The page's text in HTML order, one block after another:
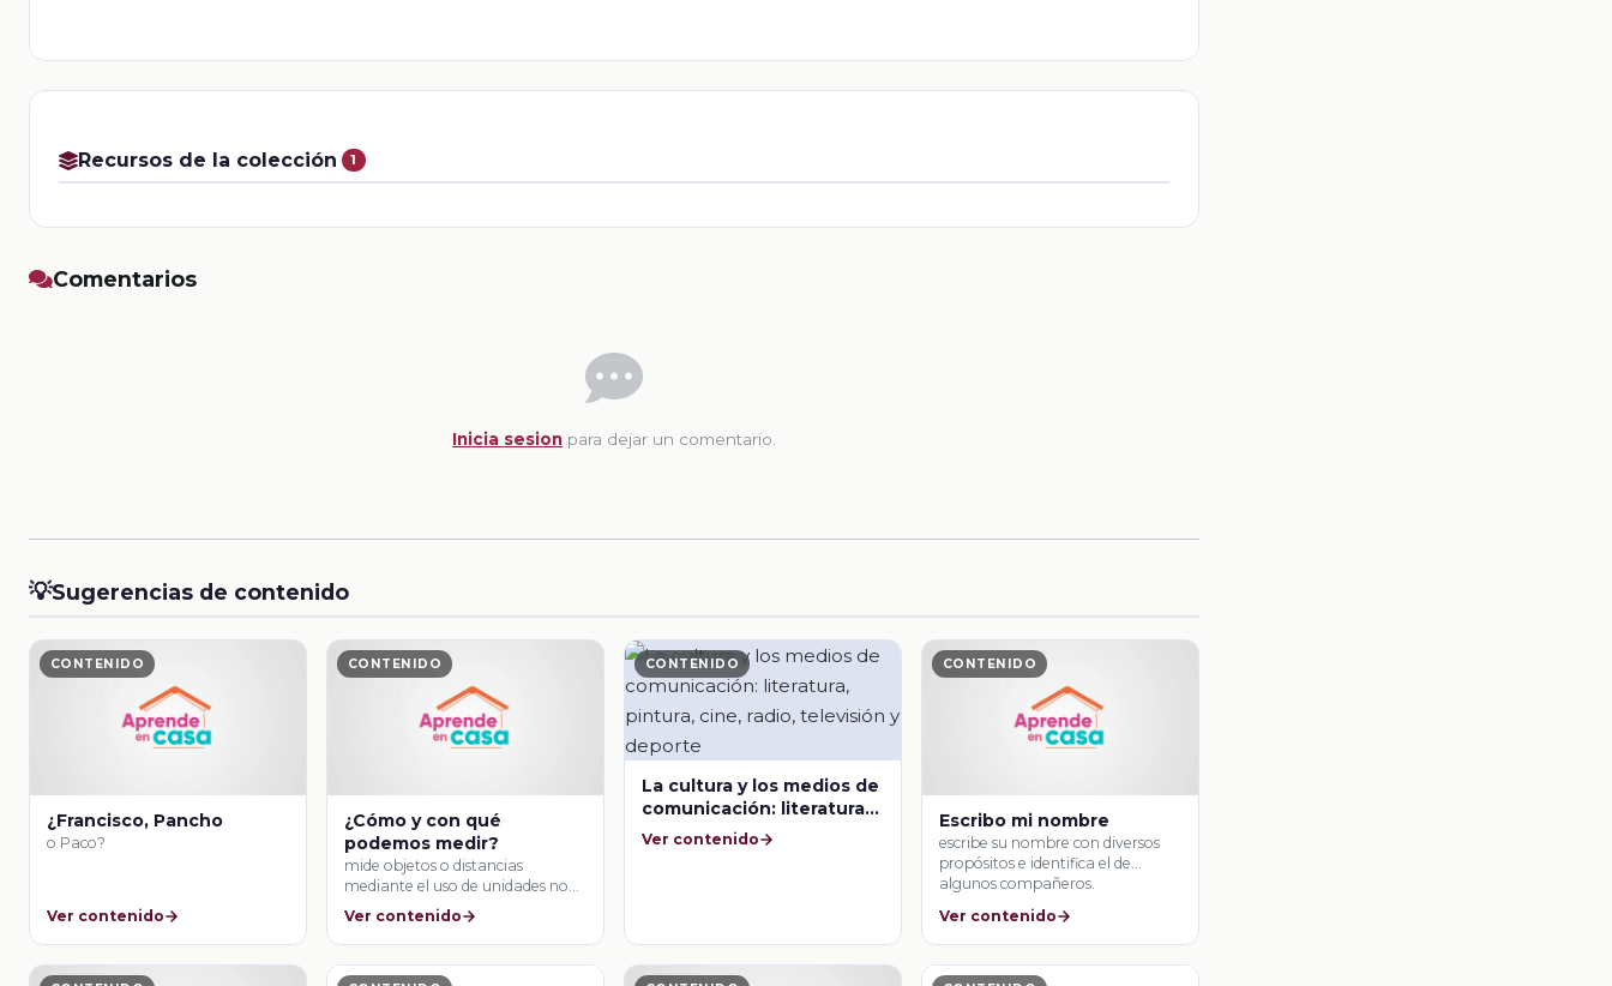
Recursos de la colección 1
Comentarios
Inicia sesion para dejar un comentario.
💡Sugerencias de contenido
CONTENIDO
¿Francisco, Pancho
o Paco?
Ver contenido
CONTENIDO
¿Cómo y con qué
podemos medir?
mide objetos o distancias
mediante el uso de unidades no
convencionales.
Ver contenido
CONTENIDO
La cultura y los medios de
comunicación: literatura,
pintura, cine, radio,
Ver contenido
CONTENIDO
Escribo mi nombre
escribe su nombre con diversos
propósitos e identifica el de
algunos compañeros.
Ver contenido